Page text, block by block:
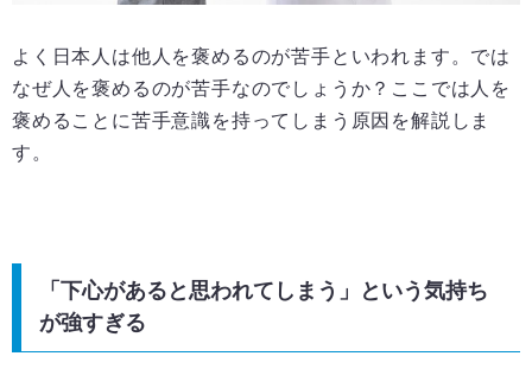
よく日本人は他人を褒めるのが苦手といわれます。では
なぜ人を褒めるのが苦手なのでしょうか？ここでは人を
褒めることに苦手意識を持ってしまう原因を解説しま
す。
「下心があると思われてしまう」という気持ち
が強すぎる